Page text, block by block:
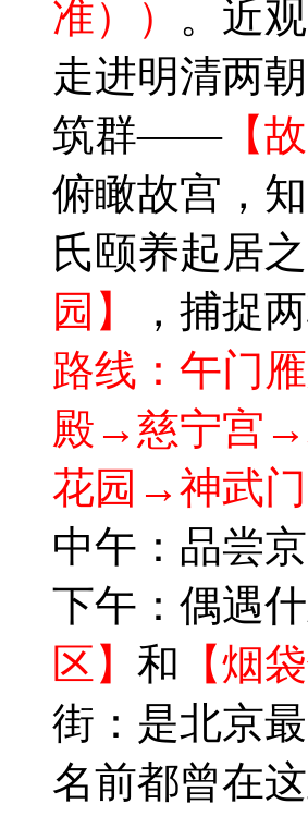
准）） 。近观
走进明清两
筑群——【
俯瞰故宫，
氏颐养起居
园】
，捕捉
路线：午门
殿→慈宁宫
花园→神武
中午：品尝
下午：偶遇
区】 和 【烟
街：是北京
名前都曾在